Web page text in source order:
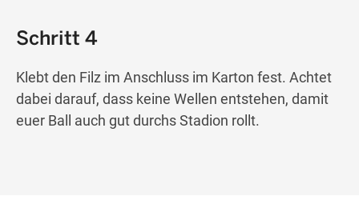
Schritt 4
Klebt den Filz im Anschluss im Karton fest. Achtet
dabei darauf, dass keine Wellen entstehen, damit
euer Ball auch gut durchs Stadion rollt.